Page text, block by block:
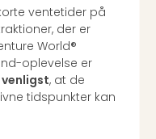
ventetider på
der er
World®
oplevelse er
, at de
tidspunkter kan